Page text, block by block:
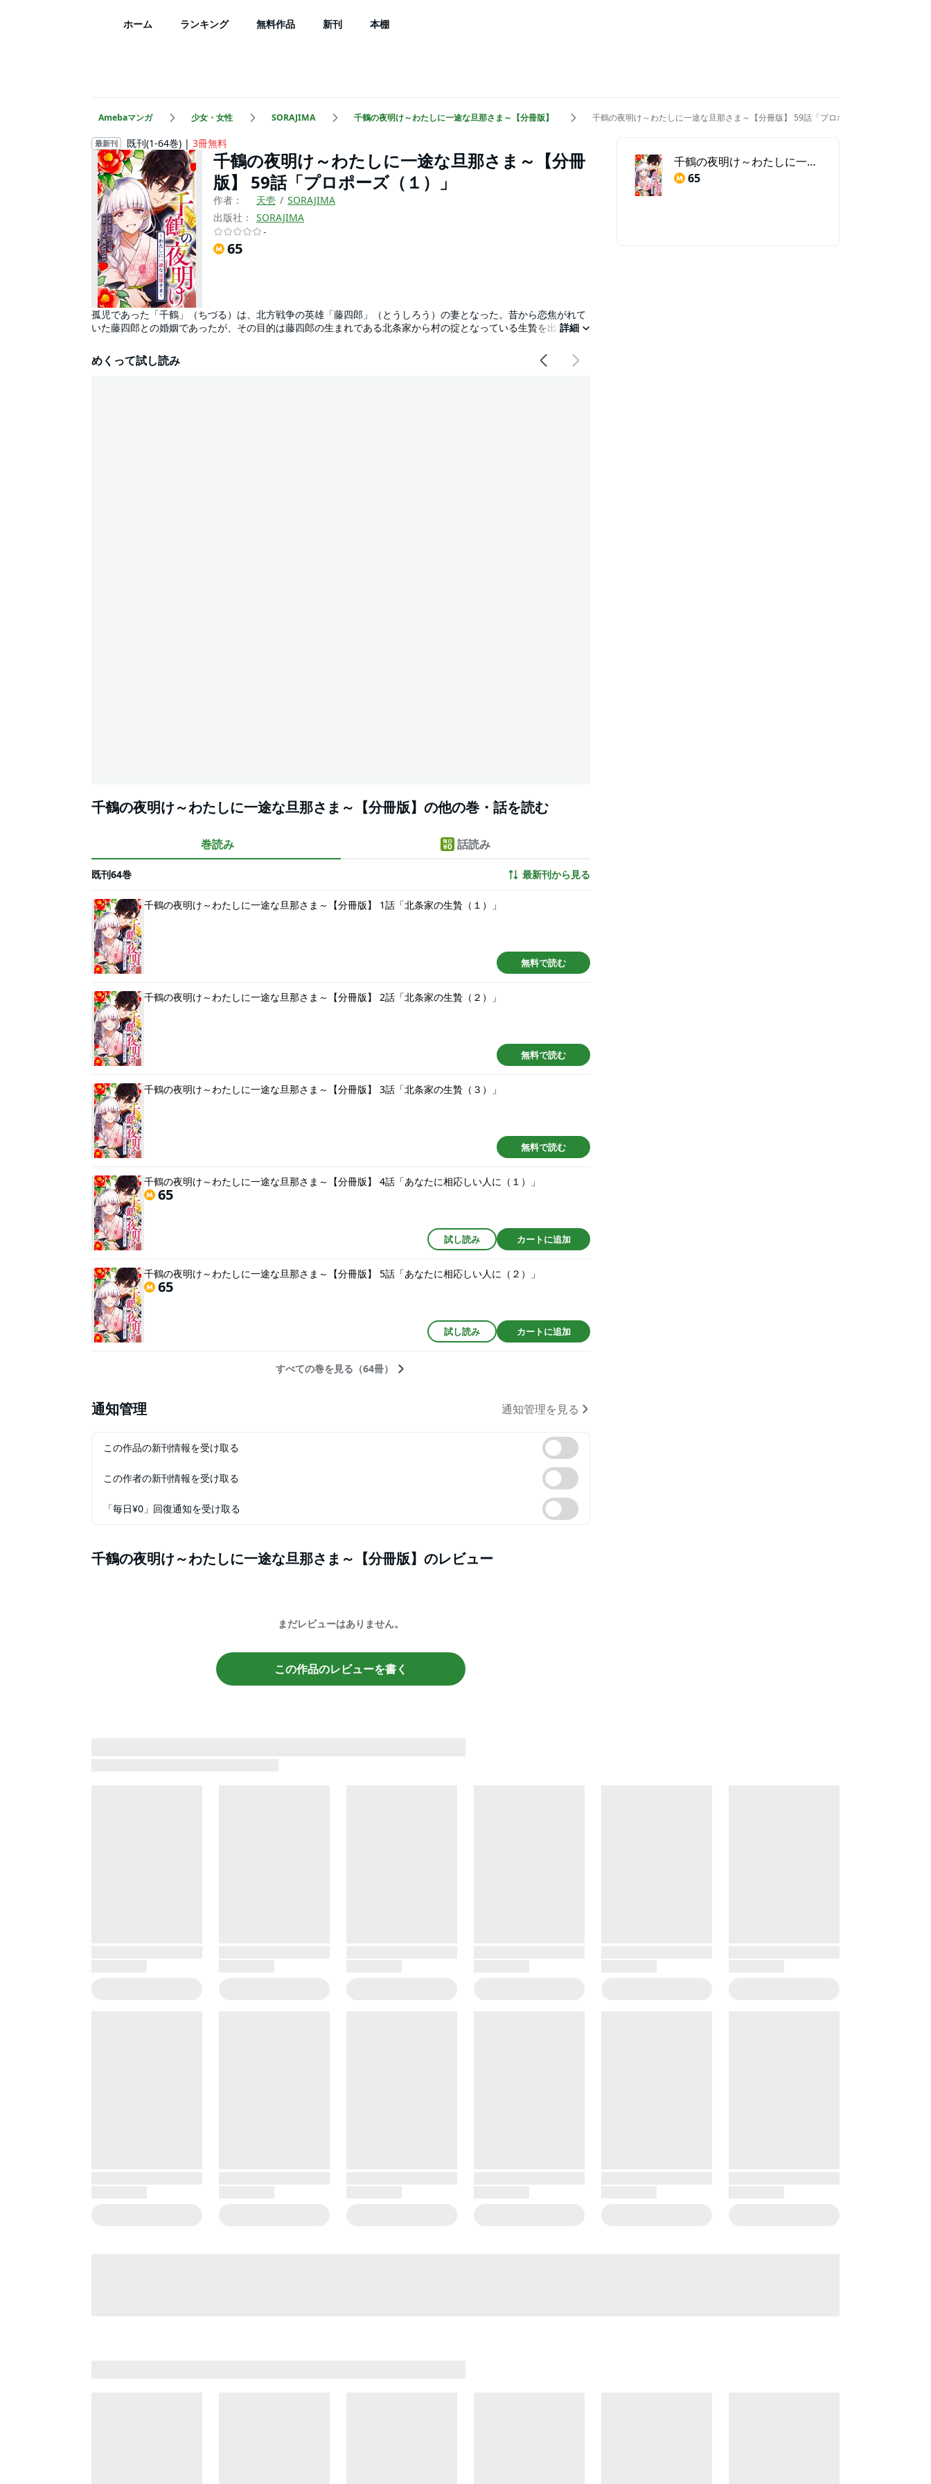
ホーム ランキング 無料作品 新刊 本棚
Amebaマンガ 少女・女性 SORAJIMA 千鶴の夜明け～わたしに一途な旦那さま～【分冊版】 千鶴の夜明け～わたしに一途な旦那さま～【分冊版】 59話「プロポーズ（１）」
最新刊 既刊(1-64巻) 3冊無料
千鶴の夜明け～わたしに一途な旦那さま～【分冊
版】 59話「プロポーズ（１）」
作者： 天壱
SORAJIMA
出版社：
SORAJIMA
-
65
孤児であった「千鶴」（ちづる）は、北方戦争の英雄「藤四郎」（とうしろう）の妻となった。昔から恋焦がれて
いた藤四郎との婚姻であったが、その目的は藤四郎の生まれである北条家から村の掟となっている生贄を出すため
言われたかったなぁ──」その時、千鶴の元にやってきたのは想い人である藤四郎。藤四郎が語る、千鶴への秘めた
思いとは──！？夜明けから始まる不器用夫婦の純愛ラブストーリー！
詳細
めくって試し読み
千鶴の夜明け～わたしに一途な旦那さま～【分冊版】の他の巻・話を読む
巻読み 話読み
既刊64巻 最新刊から見る
千鶴の夜明け～わたしに一途な旦那さま～【分冊版】 1話「北条家の生贄（１）」
無料で読む
千鶴の夜明け～わたしに一途な旦那さま～【分冊版】 2話「北条家の生贄（２）」
無料で読む
千鶴の夜明け～わたしに一途な旦那さま～【分冊版】 3話「北条家の生贄（３）」
無料で読む
千鶴の夜明け～わたしに一途な旦那さま～【分冊版】 4話「あなたに相応しい人に（１）」
65
試し読み カートに追加
千鶴の夜明け～わたしに一途な旦那さま～【分冊版】 5話「あなたに相応しい人に（２）」
65
試し読み カートに追加
すべての巻を見る（64冊）
通知管理 通知管理を見る
この作品の新刊情報を受け取る
この作者の新刊情報を受け取る
「毎日¥0」回復通知を受け取る
千鶴の夜明け～わたしに一途な旦那さま～【分冊版】 のレビュー
まだレビューはありません。
この作品のレビューを書く
千鶴の夜明け～わたしに一途な旦那さま～【分冊版】 59話「プロポーズ（１）」
65